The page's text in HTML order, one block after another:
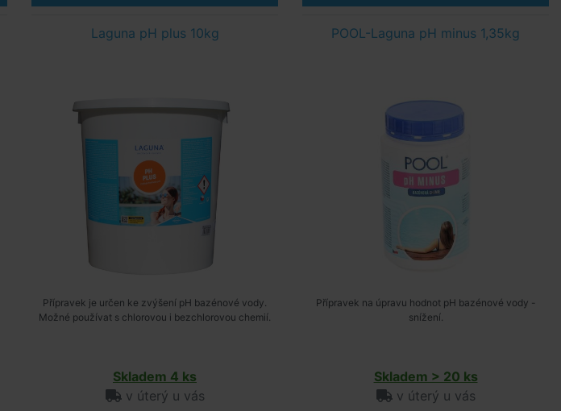
Laguna pH plus 10kg
Přípravek je určen ke zvýšení pH bazénové vody.
Možné používat s chlorovou i bezchlorovou chemií.
Skladem 4 ks
v úterý u vás
POOL-Laguna pH minus 1,35kg
Přípravek na úpravu hodnot pH bazénové vody -
snížení.
Skladem > 20 ks
v úterý u vás